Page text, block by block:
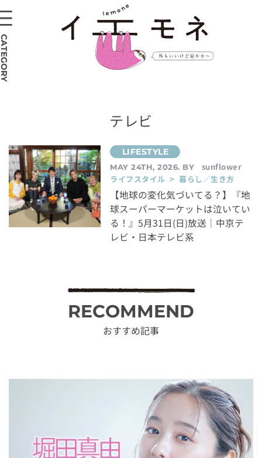
テレビ
MAY 24TH, 2026. BY
sunflower
ライフスタイル > 暮らし／生き方
【地球の変化気づいてる？】『地
球スーパーマーケットは泣いてい
る！』5月31日(日)放送｜中京テ
レビ・日本テレビ系
RECOMMEND
おすすめ記事